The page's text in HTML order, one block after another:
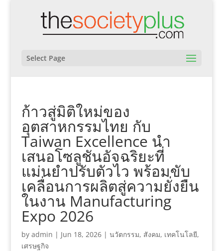
Select Page
ก้าวสู่มิติใหม่ของ
อุตสาหกรรมไทย กับ
Taiwan Excellence นำ
เสนอโซลูชันอัจฉริยะที่
แม่นยำปรับตัวไว พร้อมขับ
เคลื่อนการผลิตสู่ความยั่งยืน
ในงาน Manufacturing
Expo 2026
by admin | Jun 18, 2026| นวัตกรรม, สังคม, เทคโนโลยี,
เศรษฐกิจ